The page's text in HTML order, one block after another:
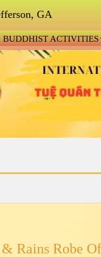
GA
BUDDHIST ACTIVITIES
& Rains Robe